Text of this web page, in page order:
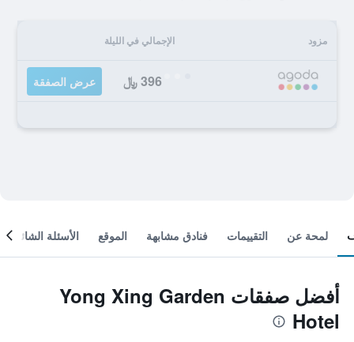
مزود الإجمالي في الليلة
396 ﷼ عرض الصفقة
لمحة عن التقييمات فنادق مشابهة الموقع الأسئلة الشائعة
أفضل صفقات Yong Xing Garden
Hotel